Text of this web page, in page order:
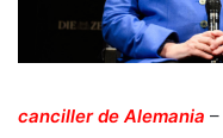
canciller de Alemania –